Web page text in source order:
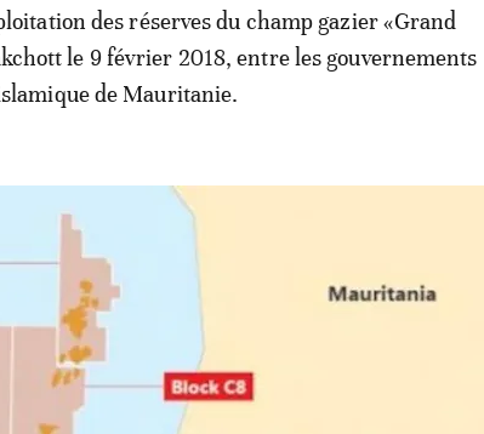
des réserves du champ gazier «Grand
le 9 février 2018, entre les gouvernements
de Mauritanie.